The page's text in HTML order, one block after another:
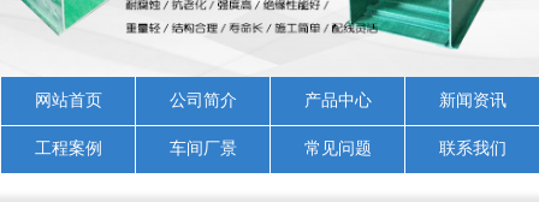
网站首页 公司简介 产品中心 新闻资讯
工程案例 车间厂景 常见问题 联系我们